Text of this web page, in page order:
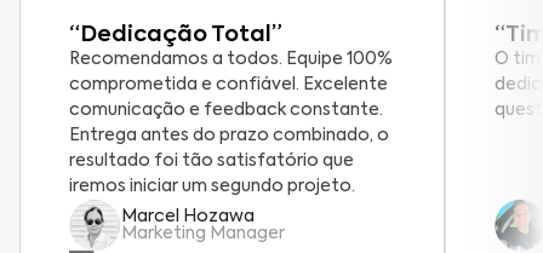
“Dedicação Total”
Recomendamos a todos. Equipe 100%
comprometida e confiável. Excelente
comunicação e feedback constante.
Entrega antes do prazo combinado, o
resultado foi tão satisfatório que
iremos iniciar um segundo projeto.
Marcel Hozawa
Marketing Manager
O